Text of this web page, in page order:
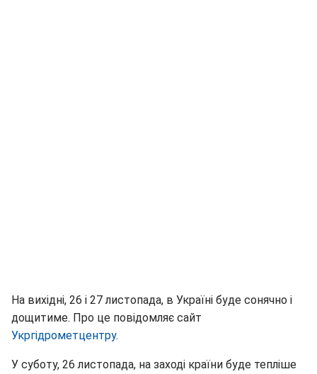
На вихідні, 26 і 27 листопада, в Україні буде сонячно і
дощитиме. Про це повідомляє сайт
Укргідрометцентру.
У суботу, 26 листопада, на заході країни буде тепліше